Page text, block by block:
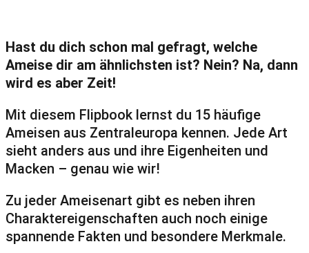
Hast du dich schon mal gefragt, welche
Ameise dir am ähnlichsten ist? Nein? Na, dann
wird es aber Zeit!
Mit diesem Flipbook lernst du 15 häufige
Ameisen aus Zentraleuropa kennen. Jede Art
sieht anders aus und ihre Eigenheiten und
Macken – genau wie wir!
Zu jeder Ameisenart gibt es neben ihren
Charaktereigenschaften auch noch einige
spannende Fakten und besondere Merkmale.